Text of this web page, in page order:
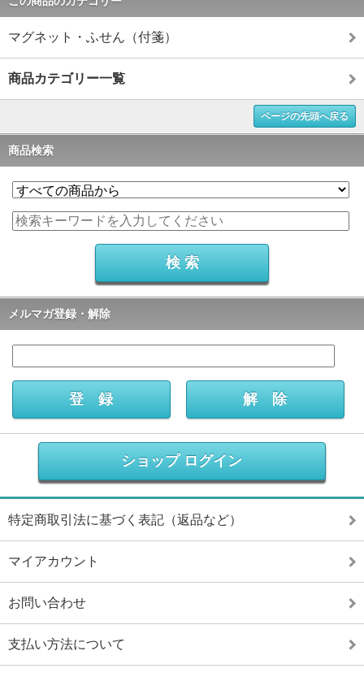
マグネット・ふせん（付箋）
商品カテゴリー一覧
ページの先頭へ戻る
商品検索
メルマガ登録・解除
ショップ ログイン
特定商取引法に基づく表記（返品など）
マイアカウント
お問い合わせ
支払い方法について